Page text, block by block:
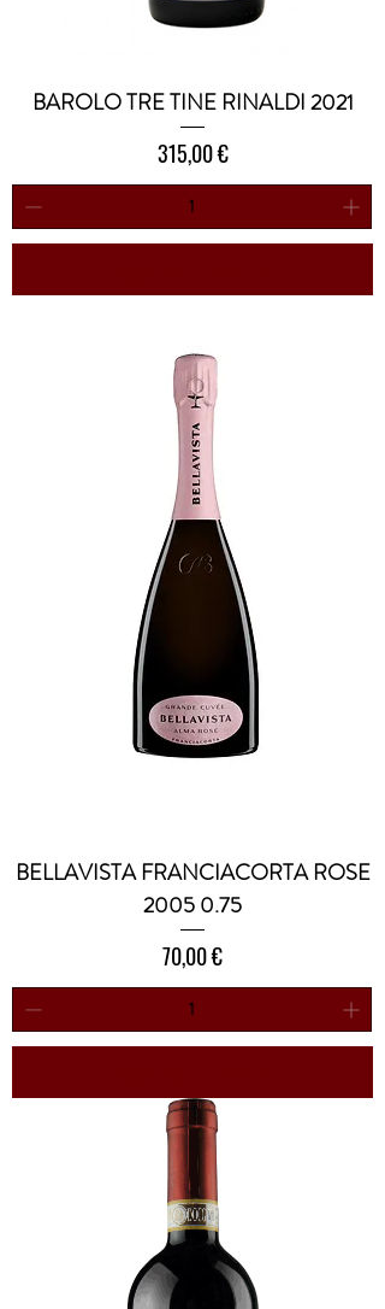
BAROLO TRE TINE RINALDI 2021
Prezzo
315,00 €
BELLAVISTA FRANCIACORTA ROSE
2005 0.75
Prezzo
70,00 €